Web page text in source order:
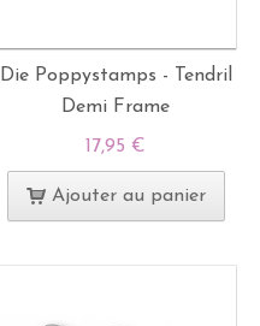
Die Poppystamps - Tendril
Demi Frame
17,95 €
Ajouter au panier